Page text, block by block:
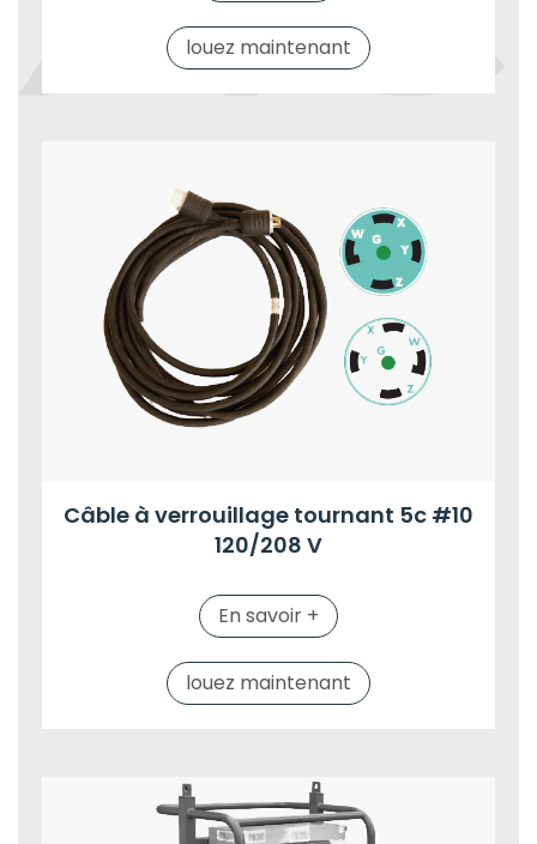
louez maintenant
Câble à verrouillage tournant 5c #10
120/208 V
En savoir +
louez maintenant